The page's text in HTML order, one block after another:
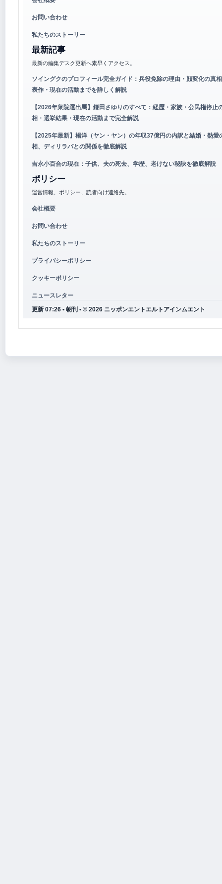
お問い合わせ
私たちのストーリー
最新記事
最新の編集デスク更新へ素早くアクセス。
ソイングクのプロフィール完全ガイド：兵役免除の理由・顔変化の真
表作・現在の活動までを詳しく解説
【2026年衆院選出馬】鎌田さゆりのすべて：経歴・家族・公民権停止
相・選挙結果・現在の活動まで完全解説
【2025年最新】楊洋（ヤン・ヤン）の年収37億円の内訳と結婚・熱愛
相、ディリラバとの関係を徹底解説
吉永小百合の現在：子供、夫の死去、学歴、老けない秘訣を徹底解説
ポリシー
運営情報、ポリシー、読者向け連絡先。
会社概要
お問い合わせ
私たちのストーリー
プライバシーポリシー
クッキーポリシー
ニュースレター
更新 07:26 • 朝刊 • © 2026 ニッポンエントエルトアインムエント